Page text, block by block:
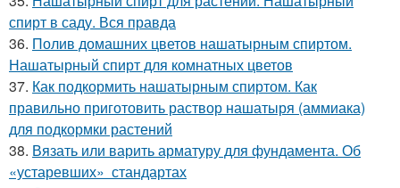
спирт в саду. Вся правда
36. Полив домашних цветов нашатырным спиртом.
Нашатырный спирт для комнатных цветов
37. Как подкормить нашатырным спиртом. Как
правильно приготовить раствор нашатыря (аммиака)
для подкормки растений
38. Вязать или варить арматуру для фундамента. Об
«устаревших» стандартах